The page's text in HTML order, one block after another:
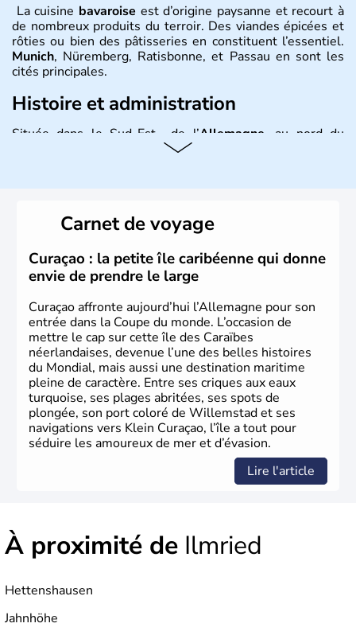
La cuisine bavaroise est d’origine paysanne et recourt à
de nombreux produits du terroir. Des viandes épicées et
rôties ou bien des pâtisseries en constituent l’essentiel.
Munich, Nüremberg, Ratisbonne, et Passau en sont les
cités principales.
Histoire et administration
Située dans le Sud-Est de l’Allemagne , au nord du
fait partie des seize
conservateur.Carnet de voyage
Curaçao : la petite île caribéenne qui donne
envie de prendre le large
Curaçao affronte aujourd’hui l’Allemagne pour son
entrée dans la Coupe du monde. L’occasion de
mettre le cap sur cette île des Caraïbes
néerlandaises, devenue l’une des belles histoires
du Mondial, mais aussi une destination maritime
pleine de caractère. Entre ses criques aux eaux
turquoise, ses plages abritées, ses spots de
plongée, son port coloré de Willemstad et ses
navigations vers Klein Curaçao, l’île a tout pour
séduire les amoureux de mer et d’évasion.
Lire l'article
À proximité de Ilmried
Hettenshausen
Jahnhöhe